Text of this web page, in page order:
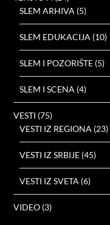
SLEM ARHIVA (5)
SLEM EDUKACIJA (10)
SLEM I POZORIŠTE (5)
SLEM I SCENA (4)
VESTI (75)
VESTI IZ REGIONA (23)
VESTI IZ SRBIJE (45)
VESTI IZ SVETA (6)
VIDEO (3)